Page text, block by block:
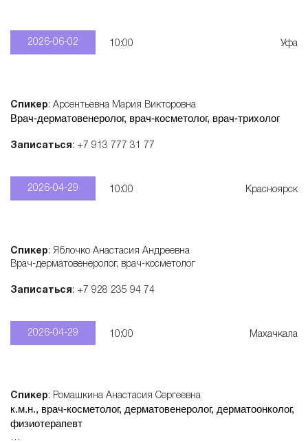
2026-06-02 10:00 Уфа
Спикер: Арсентьевна Мария Викторовна
Врач-дерматовенеролог, врач-косметолог, врач-трихолог
Записаться: +7 913 777 31 77
2026-04-29 10:00 Красноярск
Спикер: Яблочко Анастасия Андреевна
Врач-дерматовенеролог, врач-косметолог
Записаться: +7 928 235 94 74
2026-04-29 10:00 Махачкала
Спикер: Ромашкина Анастасия Сергеевна
к.м.н., врач-косметолог, дерматовенеролог, дерматоонколог,
физиотерапевт